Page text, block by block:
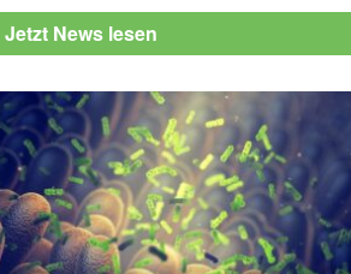
Jetzt News lesen